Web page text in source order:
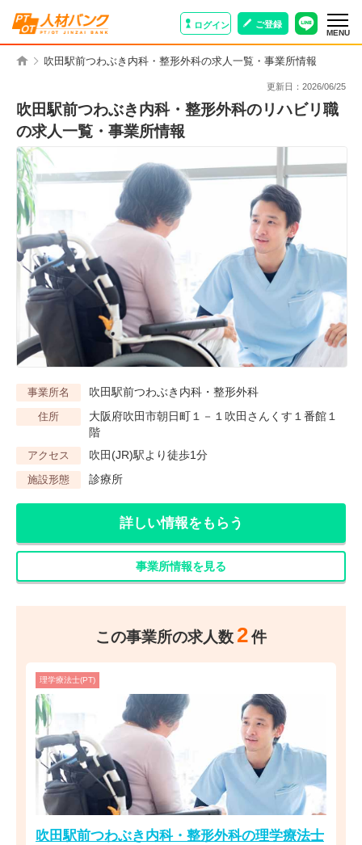
ログイン ご登録
MENU
吹田駅前つわぶき内科・整形外科の求人一覧・事業所情報
更新日： 2026/06/25
吹田駅前つわぶき内科・整形外科のリハビリ職
の求人一覧・事業所情報
事業所名 吹田駅前つわぶき内科・整形外科
住所
大阪府吹田市朝日町１－１吹田さんくす１番館１
階
アクセス 吹田(JR)駅より徒歩1分
施設形態 診療所
詳しい情報をもらう
事業所情報を見る
この事業所の求人数 2件
理学療法士(PT)
吹田駅前つわぶき内科・整形外科の理学療法士